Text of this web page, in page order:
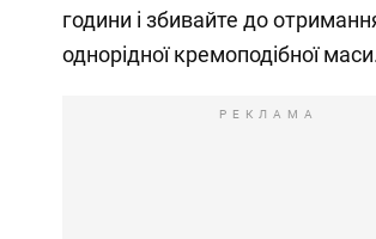
години і збивайте до
однорідної кремоподібної
РЕКЛАМА